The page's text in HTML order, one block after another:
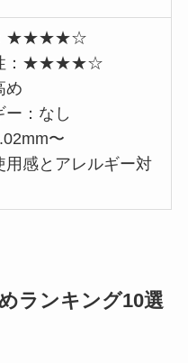
：★★★★☆
性：★★★★☆
め
ー：なし
〜
用感とアレルギー対
ランキング10選